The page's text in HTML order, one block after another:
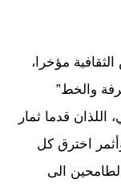
مؤخرا،
والخط”
قدما ثمار
لأكثر من 40 سنة، وأثمر اخترق كل
الى